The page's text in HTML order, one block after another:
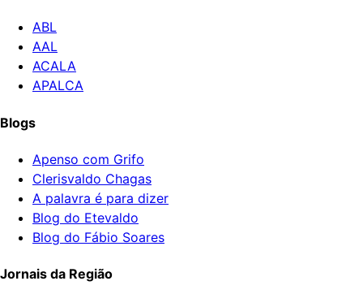
ABL
AAL
ACALA
APALCA
Blogs
Apenso com Grifo
Clerisvaldo Chagas
A palavra é para dizer
Blog do Etevaldo
Blog do Fábio Soares
Jornais da Região